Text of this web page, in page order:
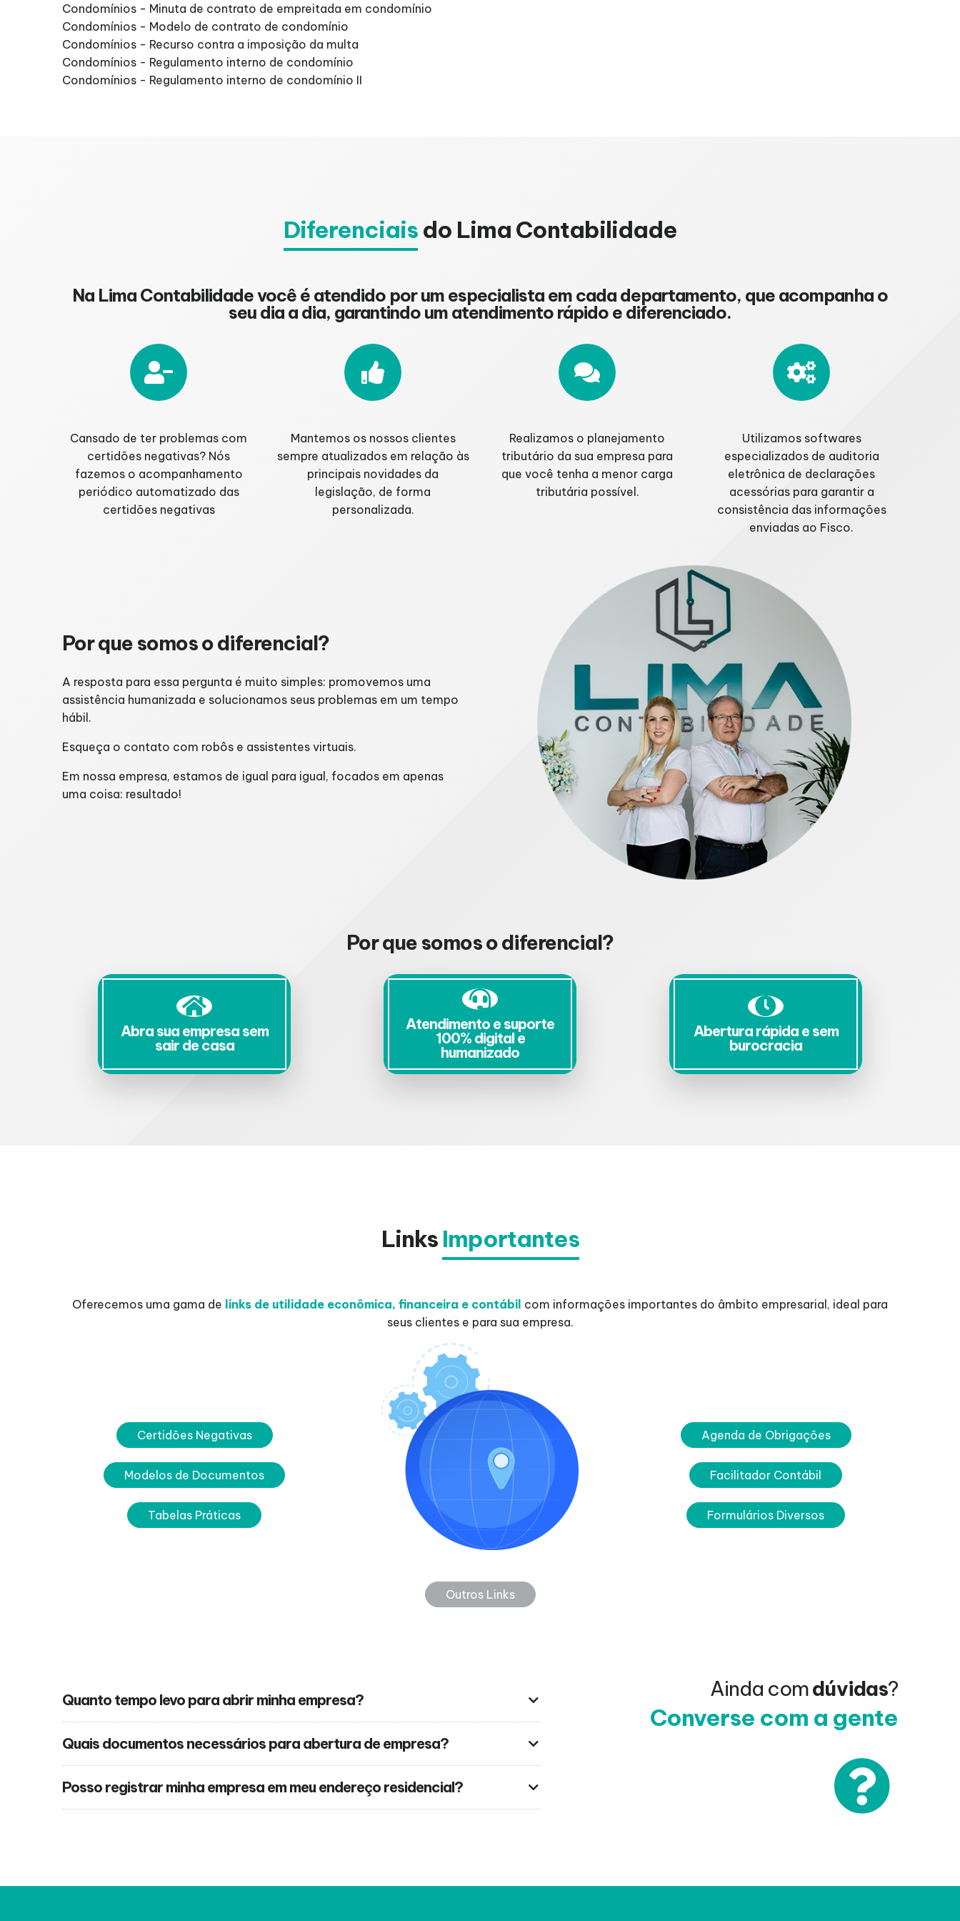
Condomínios - Minuta de contrato de empreitada em condomínio
Condomínios - Modelo de contrato de condomínio
Condomínios - Recurso contra a imposição da multa
Condomínios - Regulamento interno de condomínio
Condomínios - Regulamento interno de condomínio II
Diferenciaisdo Lima Contabilidade
Na Lima Contabilidade você é atendido por um especialista em cada departamento, que acompanha o
seu dia a dia, garantindo um atendimento rápido e diferenciado.
Cansado de ter problemas com
certidões negativas? Nós
fazemos o acompanhamento
periódico automatizado das
certidões negativas
Mantemos os nossos clientes
sempre atualizados em relação às
principais novidades da
legislação, de forma
personalizada.
Realizamos o planejamento
tributário da sua empresa para
que você tenha a menor carga
tributária possível.
Utilizamos softwares
especializados de auditoria
eletrônica de declarações
acessórias para garantir a
consistência das informações
enviadas ao Fisco.
Por que somos o diferencial?
A resposta para essa pergunta é muito simples: promovemos uma
assistência humanizada e solucionamos seus problemas em um tempo
hábil.
Esqueça o contato com robôs e assistentes virtuais.
Em nossa empresa, estamos de igual para igual, focados em apenas
uma coisa: resultado!
Por que somos o diferencial?
Abra sua empresa sem
sair de casa
Atendimento e suporte
100% digital e
humanizado
Abertura rápida e sem
burocracia
Links Importantes
Oferecemos uma gama de links de utilidade econômica, financeira e contábil com informações importantes do âmbito empresarial, ideal para
seus clientes e para sua empresa.
Certidões Negativas
Modelos de Documentos
Tabelas Práticas
Agenda de Obrigações
Facilitador Contábil
Formulários Diversos
Outros Links
Ainda comdúvidas?
Converse com a gente
Quanto tempo levo para abrir minha empresa?
Quais documentos necessários para abertura de empresa?
Posso registrar minha empresa em meu endereço residencial?